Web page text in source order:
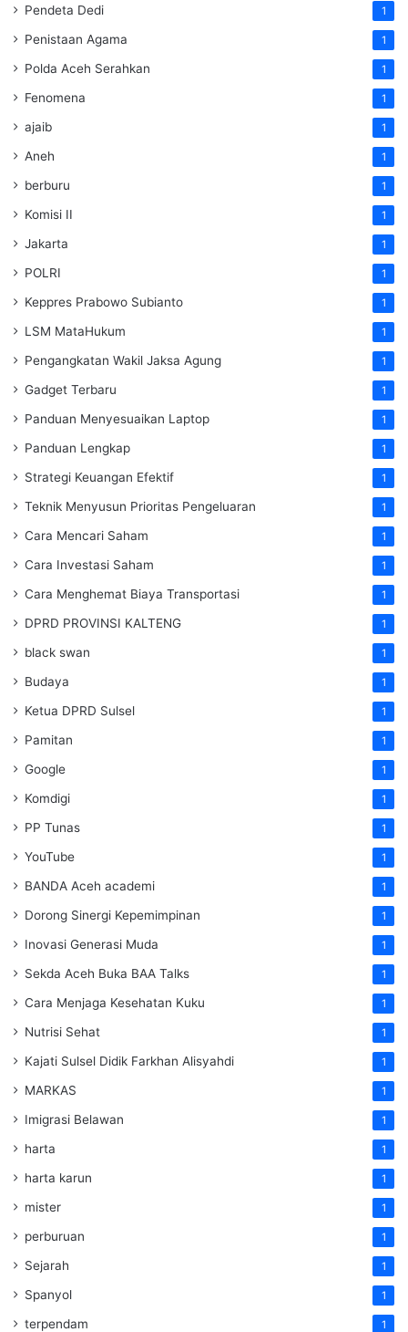
Pendeta Dedi 1
Penistaan Agama 1
Polda Aceh Serahkan 1
Fenomena 1
ajaib 1
Aneh 1
berburu 1
Komisi II 1
Jakarta 1
POLRI 1
Keppres Prabowo Subianto 1
LSM MataHukum 1
Pengangkatan Wakil Jaksa Agung 1
Gadget Terbaru 1
Panduan Menyesuaikan Laptop 1
Panduan Lengkap 1
Strategi Keuangan Efektif 1
Teknik Menyusun Prioritas Pengeluaran 1
Cara Mencari Saham 1
Cara Investasi Saham 1
Cara Menghemat Biaya Transportasi 1
DPRD PROVINSI KALTENG 1
black swan 1
Budaya 1
Ketua DPRD Sulsel 1
Pamitan 1
Google 1
Komdigi 1
PP Tunas 1
YouTube 1
BANDA Aceh academi 1
Dorong Sinergi Kepemimpinan 1
Inovasi Generasi Muda 1
Sekda Aceh Buka BAA Talks 1
Cara Menjaga Kesehatan Kuku 1
Nutrisi Sehat 1
Kajati Sulsel Didik Farkhan Alisyahdi 1
MARKAS 1
Imigrasi Belawan 1
harta 1
harta karun 1
mister 1
perburuan 1
Sejarah 1
Spanyol 1
terpendam 1